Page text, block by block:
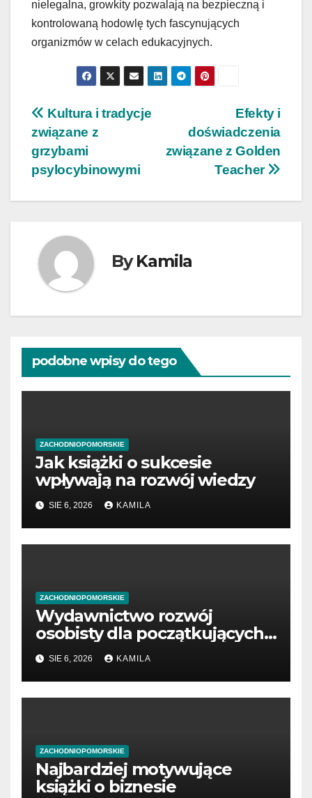
nielegalna, growkity pozwalają na bezpieczną i
kontrolowaną hodowlę tych fascynujących
organizmów w celach edukacyjnych.
Nawigacja
wpisu
Efekty i
doświadczenia
związane z Golden
Teacher
Kultura i tradycje
związane z
grzybami
psylocybinowymi
ByKamila
podobne wpisy do tego
ZACHODNIOPOMORSKIE
Jak książki o sukcesie
wpływają na rozwój wiedzy
SIE 6, 2026 KAMILA
ZACHODNIOPOMORSKIE
Wydawnictwo rozwój
osobisty dla początkujących
przedsiębiorców
SIE 6, 2026 KAMILA
ZACHODNIOPOMORSKIE
Najbardziej motywujące
książki o biznesie